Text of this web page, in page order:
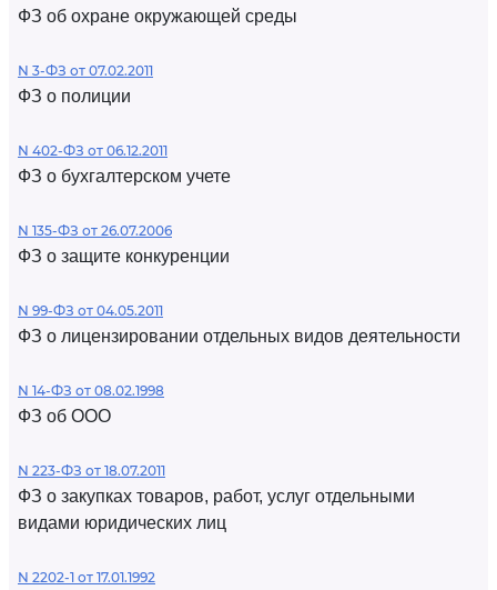
ФЗ об охране окружающей среды
N 3-ФЗ от 07.02.2011
ФЗ о полиции
N 402-ФЗ от 06.12.2011
ФЗ о бухгалтерском учете
N 135-ФЗ от 26.07.2006
ФЗ о защите конкуренции
N 99-ФЗ от 04.05.2011
ФЗ о лицензировании отдельных видов деятельности
N 14-ФЗ от 08.02.1998
ФЗ об ООО
N 223-ФЗ от 18.07.2011
ФЗ о закупках товаров, работ, услуг отдельными
видами юридических лиц
N 2202-1 от 17.01.1992